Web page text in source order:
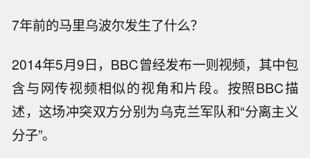
7年前的马里乌波尔发生了什么？
2014年5月9日，BBC曾经发布一则视频，其中包
含与网传视频相似的视角和片段。按照BBC描
述，这场冲突双方分别为乌克兰军队和“分离主义
分子”。